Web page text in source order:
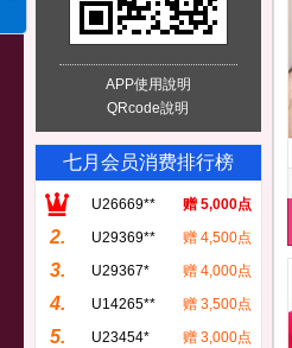
APP使用說明
QRcode說明
七月会员消费排行榜
U26669** 赠 5,000点
2. U29369** 赠 4,500点
3. U29367* 赠 4,000点
4. U14265** 赠 3,500点
5. U23454* 赠 3,000点